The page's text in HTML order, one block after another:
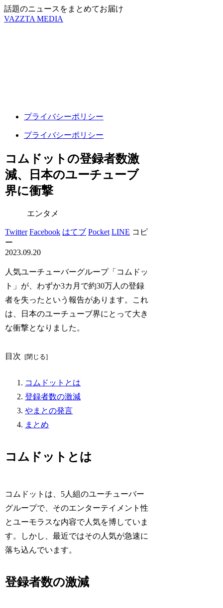
話題のニュースをまとめてお届け
VAZZTA MEDIA
プライバシーポリシー
プライバシーポリシー
コムドットの登録者数激
減、日本のユーチューブ
界に衝撃
エンタメ
Twitter Facebook はてブ Pocket LINE コピ
ー
2023.09.20
人気ユーチューバーグループ「コムドッ
ト」が、わずか3カ月で約30万人の登録
者を失ったという報告があります。これ
は、日本のユーチューブ界にとって大き
な衝撃となりました。
目次
コムドットとは
登録者数の激減
やまとの発言
まとめ
コムドットとは
コムドットは、5人組のユーチューバー
グループで、そのエンターテイメント性
とユーモラスな内容で人気を博していま
す。しかし、最近ではその人気が急速に
落ち込んでいます。
登録者数の激減